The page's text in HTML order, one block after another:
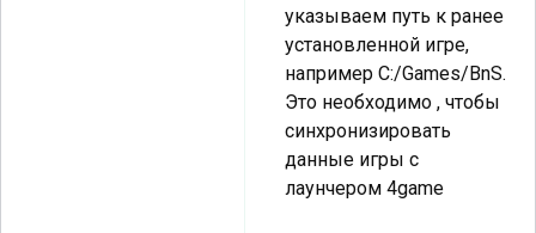
указываем путь к ранее
установленной игре,
например С:/Games/BnS.
Это необходимо , чтобы
синхронизировать
данные игры с
лаунчером 4game